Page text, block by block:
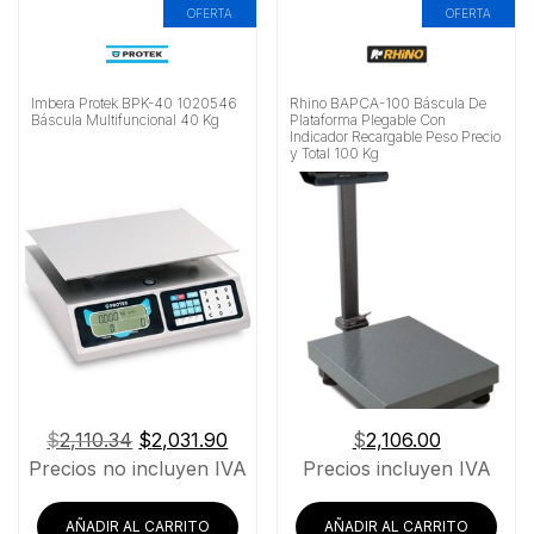
OFERTA
Imbera Protek BPK-40 1020546
Báscula Multifuncional 40 Kg
$2,110.34 El
precio
era:
$2,031.90
precio
es:
Precios no incluyen IVA
AÑADIR AL CARRITO
OFERTA
Rhino BAPCA-100 Báscula De
Plataforma Plegable Con
Indicador Recargable Peso Precio
y Total 100 Kg
$2,106.00
Precios incluyen IVA
AÑADIR AL CARRITO